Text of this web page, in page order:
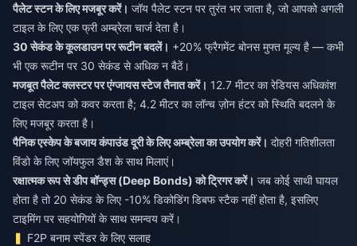
पैलेट स्टन के लिए मजबूर करें। जॉय पैलेट स्टन पर तुरंत भर जाता है, जो आपको अगली
टाइल के लिए एक फ्री अम्ब्रेला चार्ज देता है।
30 सेकंड के कूलडाउन पर रूटीन बदलें। +20% फ्रैगमेंट बोनस मुफ्त मूल्य है — कभी
भी एक रूटीन पर 30 सेकंड से अधिक न बैठें।
मजबूत पैलेट क्लस्टर पर एंग्जायस स्टेज तैनात करें। 12.7 मीटर का रेडियस अधिकांश
टाइल सेटअप को कवर करता है; 4.2 मीटर का लॉन्च ज़ोन हंटर को स्थिति बदलने के
लिए मजबूर करता है।
पैनिक एस्केप के बजाय कंपाउंड दूरी के लिए अम्ब्रेला का उपयोग करें। दोहरी गतिशीलता
विंडो के लिए जॉयफुल डैश के साथ मिलाएं।
रक्षात्मक रूप से डीप बॉन्ड्स (Deep Bonds) को ट्रिगर करें। जब कोई साथी घायल
होता है तो 20 सेकंड के लिए -10% डिकोडिंग डिबफ स्टैक नहीं होता है, इसलिए
टाइमिंग पर सहयोगियों के साथ समन्वय करें।
F2P बनाम स्पेंडर के लिए सलाह